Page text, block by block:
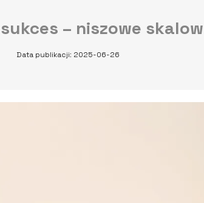
– niszowe
Data publikacji: 2025-06-26